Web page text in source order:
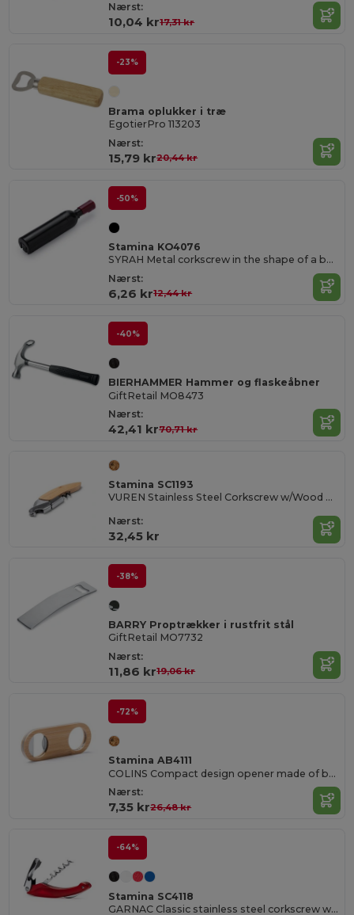
Nærst:
10,04 kr17,31 kr
-23%
Brama oplukker i træ
EgotierPro 113203
Nærst:
15,79 kr20,44 kr
-50%
Stamina KO4076
SYRAH Metal corkscrew in the shape of a bottle
Nærst:
6,26 kr12,44 kr
-40%
BIERHAMMER Hammer og flaskeåbner
GiftRetail MO8473
Nærst:
42,41 kr70,71 kr
Stamina SC1193
VUREN Stainless Steel Corkscrew w/Wood Handle
Nærst:
32,45 kr
-38%
BARRY Proptrækker i rustfrit stål
GiftRetail MO7732
Nærst:
11,86 kr19,06 kr
-72%
Stamina AB4111
COLINS Compact design opener made of bamboo with a stainless steel interior and upper die-cast for hanging
Nærst:
7,35 kr26,48 kr
-64%
Stamina SC4118
GARNAC Classic stainless steel corkscrew with folding blade and bottle opener